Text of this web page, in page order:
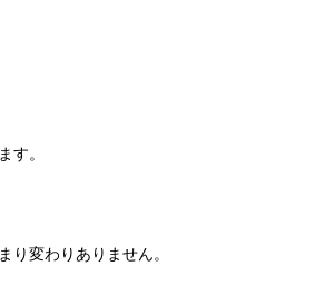
す。
り変わりありません。